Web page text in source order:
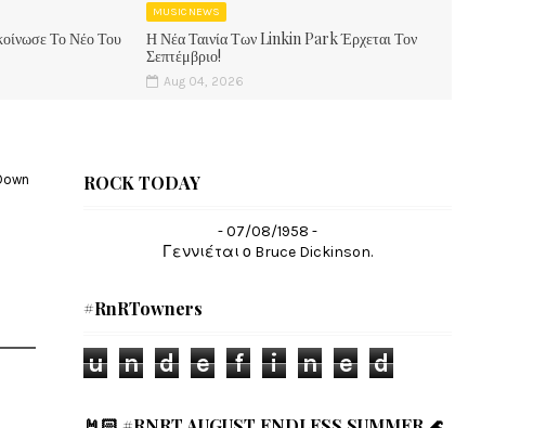
Το Νέο Του
MUSIC NEWS
Η Νέα Ταινία Των Linkin Park Έρχεται Τον
Σεπτέμβριο!
Aug 04, 2026
ROCK TODAY
- 07/08/1958 -
Γεννιέται ο Bruce Dickinson.
#RnRTowners
u n d e f i n e d